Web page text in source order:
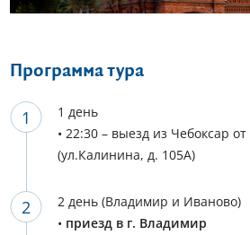
Программа тура
1 день
• 22:30 – выезд из Чебоксар
(ул.Калинина, д. 105А)
2 день (Владимир и Иваново)
• приезд в г. Владимир